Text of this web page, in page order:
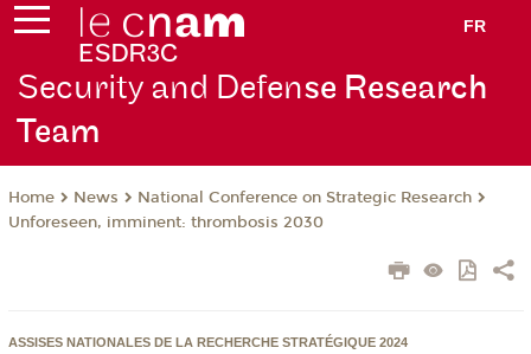
FR
Security and Defense Research
Team
Home News
National Conference on Strategic Research
Unforeseen, imminent: thrombosis 2030
ASSISES NATIONALES DE LA RECHERCHE STRATÉGIQUE 2024